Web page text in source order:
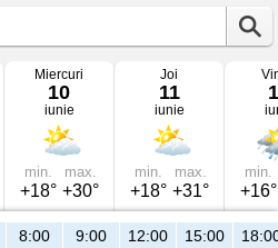
Miercuri
10
iunie
min.
+18°
max.
+30°
Joi
11
iunie
min.
+18°
max.
+31°
min.
+16°
8:00 9:00 12:00 15:00